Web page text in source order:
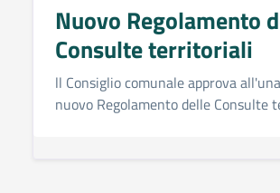
Nuovo Regolamento
Consulte territoriali
ll Consiglio comunale approva
nuovo Regolamento delle Consulte